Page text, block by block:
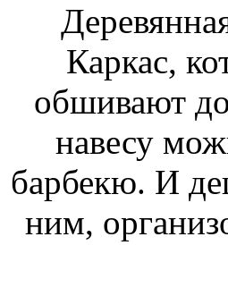
Каркас,
обшивают
навесу
барбекю. И
ним,